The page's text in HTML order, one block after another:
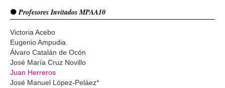
Profesores Invitados MPAA10
Victoria Acebo
Eugenio Ampudia
Álvaro Catalán de Ocón
José María Cruz Novillo
Juan Herreros
José Manuel López-Peláez*